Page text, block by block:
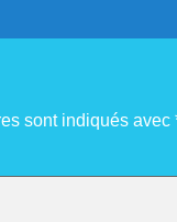
sont indiqués avec